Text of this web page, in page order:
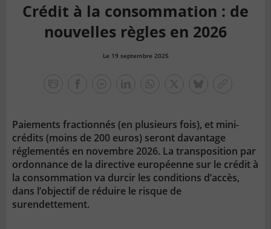
Crédit à la consommation : de
nouvelles règles en 2026
Le 19 septembre 2025
Paiements fractionnés (en plusieurs fois), et mini-
crédits (moins de 200 euros) seront davantage
réglementés en novembre 2026. La transposition par
ordonnance de la directive européenne sur le crédit à
la consommation va durcir les conditions d’accès,
dans l’objectif de réduire le risque de
surendettement.